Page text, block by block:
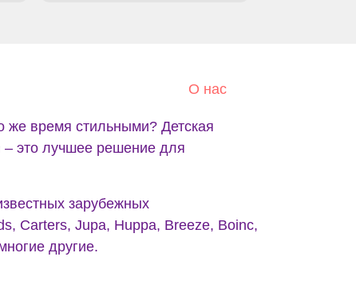
О нас
время стильными? Детская
– это лучшее решение для
зарубежных
Carters, Jupa, Huppa, Breeze, Boinc,
другие.